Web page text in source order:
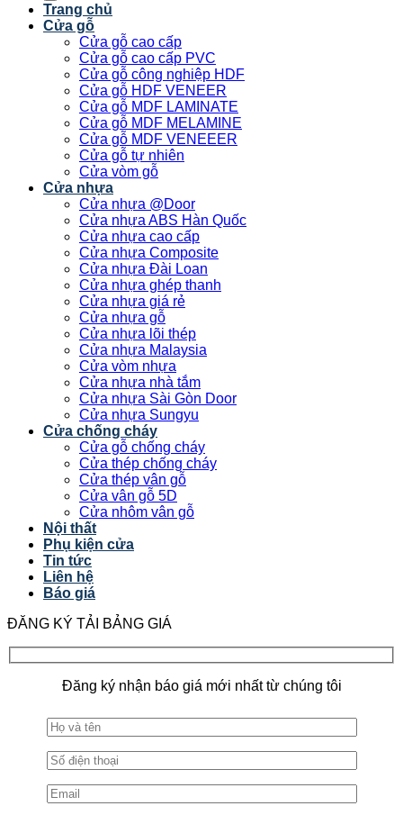
Trang chủ
Cửa gỗ
Cửa gỗ cao cấp
Cửa gỗ cao cấp PVC
Cửa gỗ công nghiệp HDF
Cửa gỗ HDF VENEER
Cửa gỗ MDF LAMINATE
Cửa gỗ MDF MELAMINE
Cửa gỗ MDF VENEEER
Cửa gỗ tự nhiên
Cửa vòm gỗ
Cửa nhựa
Cửa nhựa @Door
Cửa nhựa ABS Hàn Quốc
Cửa nhựa cao cấp
Cửa nhựa Composite
Cửa nhựa Đài Loan
Cửa nhựa ghép thanh
Cửa nhựa giá rẻ
Cửa nhựa gỗ
Cửa nhựa lõi thép
Cửa nhựa Malaysia
Cửa vòm nhựa
Cửa nhựa nhà tắm
Cửa nhựa Sài Gòn Door
Cửa nhựa Sungyu
Cửa chống cháy
Cửa gỗ chống cháy
Cửa thép chống cháy
Cửa thép vân gỗ
Cửa vân gỗ 5D
Cửa nhôm vân gỗ
Nội thất
Phụ kiện cửa
Tin tức
Liên hệ
Báo giá
ĐĂNG KÝ TẢI BẢNG GIÁ
Đăng ký nhận báo giá mới nhất từ chúng tôi